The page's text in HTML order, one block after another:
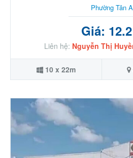
Phường Tân
Giá:
Liên hệ: Nguyễn Thị
10 x 22m